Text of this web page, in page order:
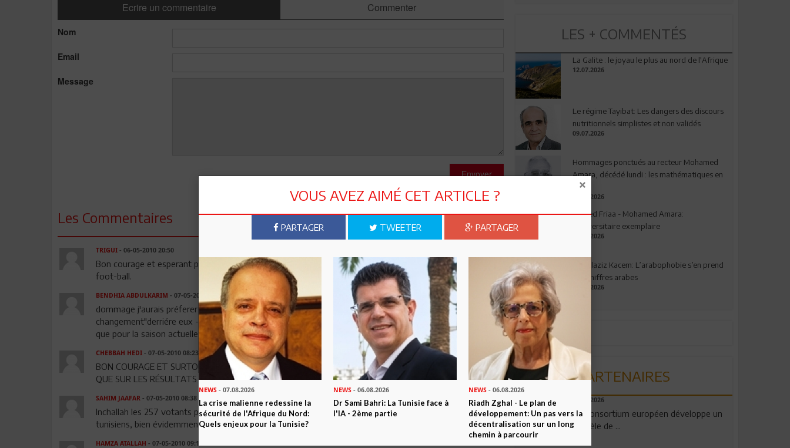
Ecrire un commentaire Commenter
Nom
Email
Message
Envoyer
Les Commentaires
TRIGUI- 06-05-2010 20:50
Bon courage et esperant pour vous et votre equipe une bonne continuation avec succes pour notre
foot-ball.
BENDHIA ABDULKARIM - 07-05-2010 06:34
dommage j'aurais préferer une equipe : moitié moitié - je vois ici que les électeurs ont jetté "le
changement"derriére eux - c'est une option pas si sure qu'ils le pensent - avec tout ce qui s'est passé rien
que pour la saison actuelle !
CHEBBAH HEDI- 07-05-2010 08:23
BON COURAGE ET SURTOUT BONNE PERSÉVÉRANCE POUR TOUTE L'ÉQUIPE. MOI JE NE JUGE LES GENS
QUE SUR LES RÉSULTATS
SAHIM JAAFAR- 07-05-2010 08:38
Inchallah les 257 votants pour si Ali ne seront pas déçus d'ici peu de temps et derrière eux 10 millions
tunisiens, bien évidemment.
HAMZA ATALLAH - 07-05-2010 09:17
LES + COMMENTÉS
La Galite : le joyau le plus au nord de l'Afrique
12.07.2026
Le régime Tayibat: Les dangers des discours
nutritionnels simplistes et non validés
09.07.2026
Hommages ponctués au recteur Mohamed
Amara, décédé lundi : les mathématiques en
deuil
03.08.2026
Ahmed Friaa - Mohamed Amara:
l’Universitaire exemplaire
04.08.2026
Abdelaziz Kacem: L’arabophobie s’en prend
aux chiffres arabes
09.07.2026
PARTENAIRES
06.08.2026
Un consortium européen développe un
modèle de ...
VOUS AVEZ AIMÉ CET ARTICLE ?
PARTAGER TWEETER PARTAGER
NEWS - 07.08.2026
La crise malienne redessine la
sécurité de l'Afrique du Nord:
Quels enjeux pour la Tunisie?
NEWS - 06.08.2026
Dr Sami Bahri: La Tunisie face à
l'IA - 2ème partie
NEWS- 06.08.2026
Riadh Zghal - Le plan de
développement: Un pas vers la
décentralisation sur un long
chemin à parcourir